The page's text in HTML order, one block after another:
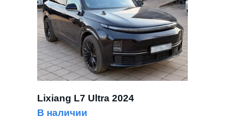
Lixiang L7 Ultra 2024
В наличии